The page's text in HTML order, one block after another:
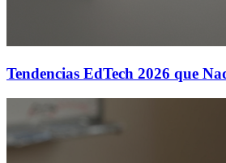
Tendencias EdTech 2026 que